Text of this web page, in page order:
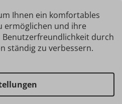
Ihnen ein komfortables
ermöglichen und ihre
Benutzerfreundlichkeit durch
ständig zu verbessern.
von Shoptet